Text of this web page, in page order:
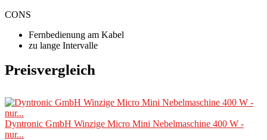
CONS
Fernbedienung am Kabel
zu lange Intervalle
Preisvergleich
Dyntronic GmbH Winzige Micro Mini Nebelmaschine 400 W -
nur...